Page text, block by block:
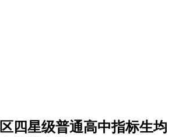
四星级普通高中指标生均